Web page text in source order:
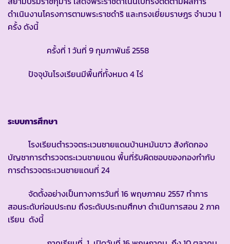
ดำเนินงานโครงการตามพระราชดำริ และทรงเยี่ยมราษฎร จำนวน 1
ครั้ง ดังนี้
ครั้งที่ 1 วันที่ 9 กุมภาพันธ์ 2558
ปัจจุบันโรงเรียนมีพื้นที่ทั้งหมด 4 ไร่
ระบบการศึกษา
โรงเรียนตำรวจตระเวนชายแดนบ้านหมันขาว สังกัดกอง
บัญชาการตำรวจตระเวนชายแดน พื้นที่รับผิดชอบของกองกำกับ
การตำรวจตระเวนชายแดนที่ 24
จัดตั้งอย่างเป็นทางการวันที่ 16 พฤษภาคม 2557 ทำการ
สอนระดับก่อนประถม ถึงระดับประถมศึกษา ดำเนินการสอน 2 ภาค
เรียน ดังนี้